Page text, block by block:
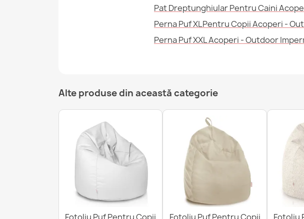
Pat Dreptunghiular Pentru Caini
Perna Puf XLPentru Copii Acoperi -
Perna Puf XXL Acoperi - Outdoor
Alte produse din această categorie